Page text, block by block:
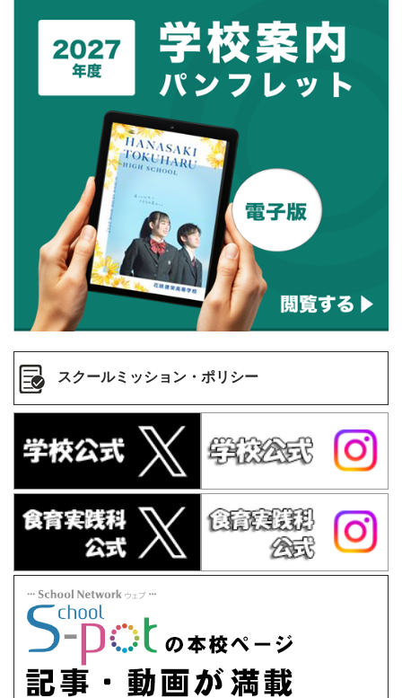
スクールミッション・ポリシー